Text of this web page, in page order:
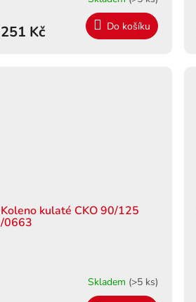
251 Kč Do košíku
Koleno kulaté CKO 90/125
/0663
Skladem (>5 ks)